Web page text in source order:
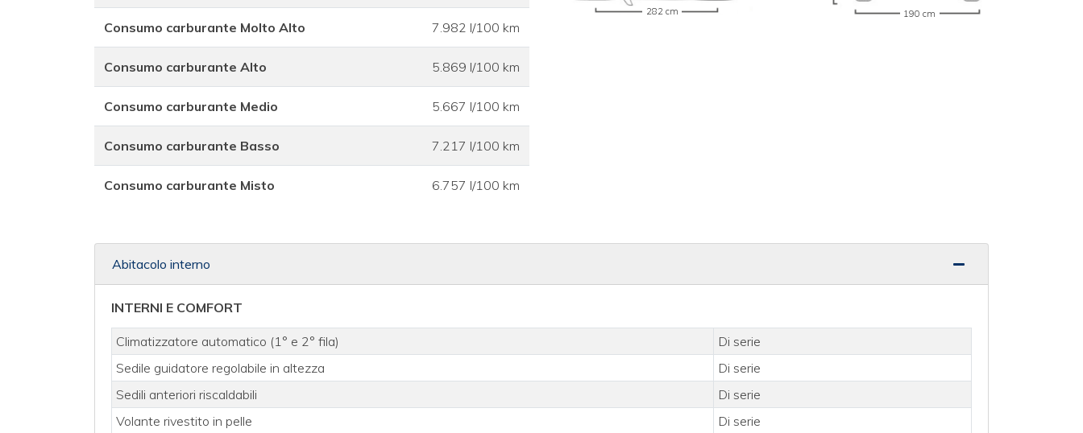
Consumo carburante Molto Alto 7.982 l/100 km
Consumo carburante Alto 5.869 l/100 km
Consumo carburante Medio 5.667 l/100 km
Consumo carburante Basso 7.217 l/100 km
Consumo carburante Misto 6.757 l/100 km
282 cm 190 cm
Abitacolo interno
INTERNI E COMFORT
Climatizzatore automatico (1° e 2° fila)
Di serie
Sedile guidatore regolabile in altezza
Di serie
Sedili anteriori riscaldabili
Di serie
Volante rivestito in pelle
Di serie